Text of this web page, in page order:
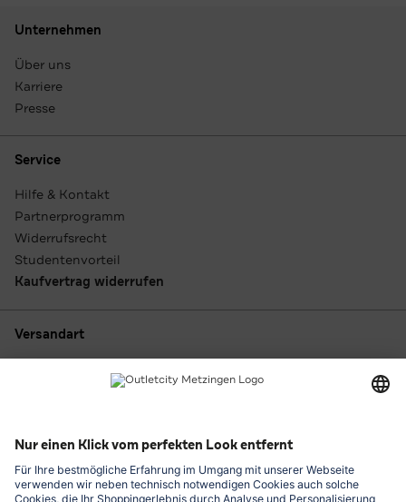
Unternehmen
Über uns
Karriere
Presse
Service
Hilfe & Kontakt
Partnerprogramm
Widerrufsrecht
Studentenvorteil
Kaufvertrag widerrufen
Versandart